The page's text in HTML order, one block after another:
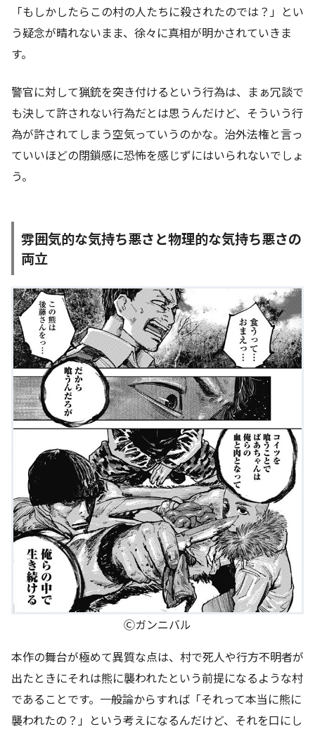
「もしかしたらこの村の人たちに殺されたのでは？」とい
う疑念が晴れないまま、徐々に真相が明かされていきま
す。
警官に対して猟銃を突き付けるという行為は、まぁ冗談で
も決して許されない行為だとは思うんだけど、そういう行
為が許されてしまう空気っていうのかな。治外法権と言っ
ていいほどの閉鎖感に恐怖を感じずにはいられないでしょ
う。
雰囲気的な気持ち悪さと物理的な気持ち悪さの
両立
Ⓒガンニバル
本作の舞台が極めて異質な点は、村で死人や行方不明者が
出たときにそれは熊に襲われたという前提になるような村
であることです。一般論からすれば「それって本当に熊に
襲われたの？」という考えになるんだけど、それを口にし